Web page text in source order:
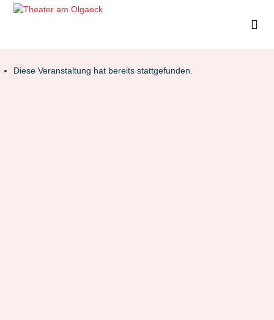
Diese Veranstaltung hat bereits stattgefunden.